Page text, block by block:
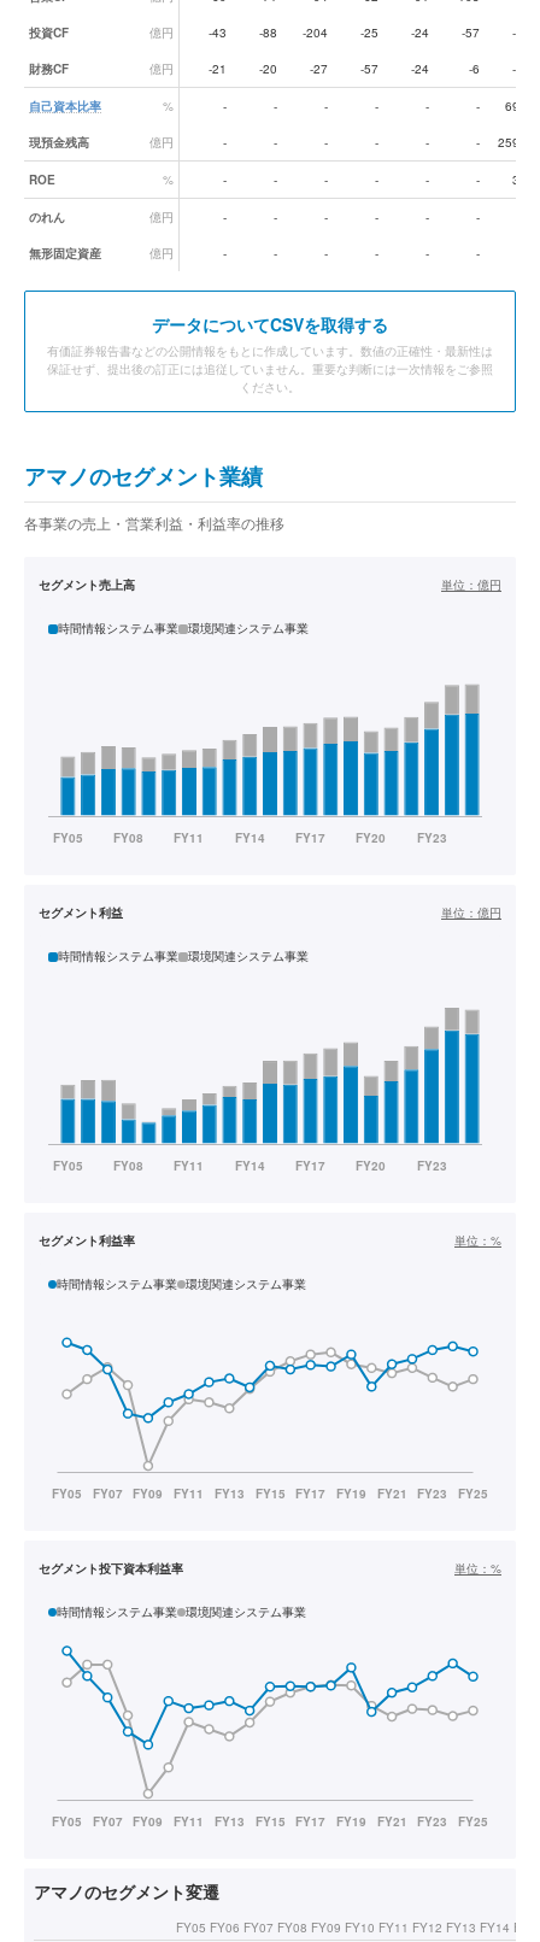
投資CF 億円 -43 -88 -204 -25 -24 -57 -15
財務CF 億円 -21 -20 -27 -57 -24 -6 -31
自己資本比率 % - - - - - - 69.8
現預金残高 億円 - - - - - - 259.2
ROE % - - - - - - 3.3
のれん 億円 - - - - - -
無形固定資産 億円 - - - - - -
データについてCSVを取得する
有価証券報告書などの公開情報をもとに作成しています。数値の正確性・最新性は
保証せず、提出後の訂正には追従していません。重要な判断には一次情報をご参照
ください。
アマノのセグメント業績
各事業の売上・営業利益・利益率の推移
セグメント売上高 単位： 億円
時間情報システム事業 環境関連システム事業
セグメント利益 単位： 億円
時間情報システム事業 環境関連システム事業
セグメント利益率 単位： %
時間情報システム事業 環境関連システム事業
セグメント投下資本利益率 単位： %
時間情報システム事業 環境関連システム事業
アマノのセグメント変遷
FY05 FY06 FY07 FY08 FY09 FY10 FY11 FY12 FY13 FY14